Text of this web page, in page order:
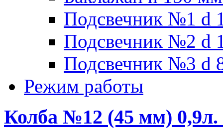
Подсвечник №1 d
Подсвечник №2 d
Подсвечник №3 d
Режим работы
Колба №12 (45 мм) 0,9л.